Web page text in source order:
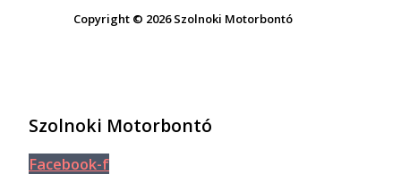
Copyright © 2026 Szolnoki Motorbontó
Szolnoki Motorbontó
Facebook-f